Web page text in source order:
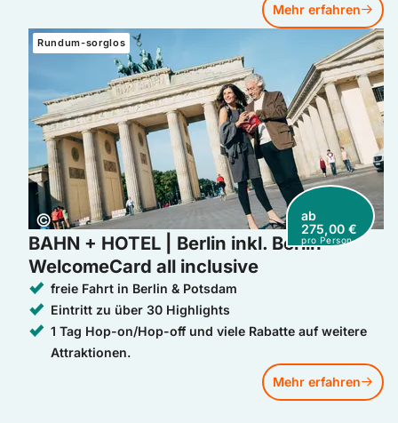
Mehr erfahren
Copyright:
©
Rundum-sorglos
ab
275,00 €
pro Person
BAHN + HOTEL | Berlin inkl. Berlin
WelcomeCard all inclusive
freie Fahrt in Berlin & Potsdam
Eintritt zu über 30 Highlights
1 Tag Hop-on/Hop-off und viele Rabatte auf weitere
Attraktionen.
Mehr erfahren
Mehr erfahren: BAHN + HOTEL | Berlin inkl. Berlin